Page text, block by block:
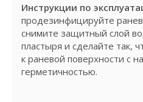
Инструкции по
продезинфицируйте
снимите защитный слой
пластыря и сделайте так,
к раневой поверхности с
герметичностью.